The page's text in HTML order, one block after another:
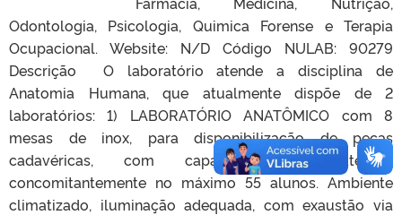
Odontologia, Psicologia, Quimica Forense e Terapia
Ocupacional. Website: N/D Código NULAB: 90279
Descrição O laboratório atende a disciplina de
Anatomia Humana, que atualmente dispõe de 2
laboratórios: 1) LABORATÓRIO ANATÔMICO com 8
mesas de inox, para disponibilização de peças
cadavéricas, com capacidade de atender
concomitantemente no máximo 55 alunos. Ambiente
climatizado, iluminação adequada, com exaustão via